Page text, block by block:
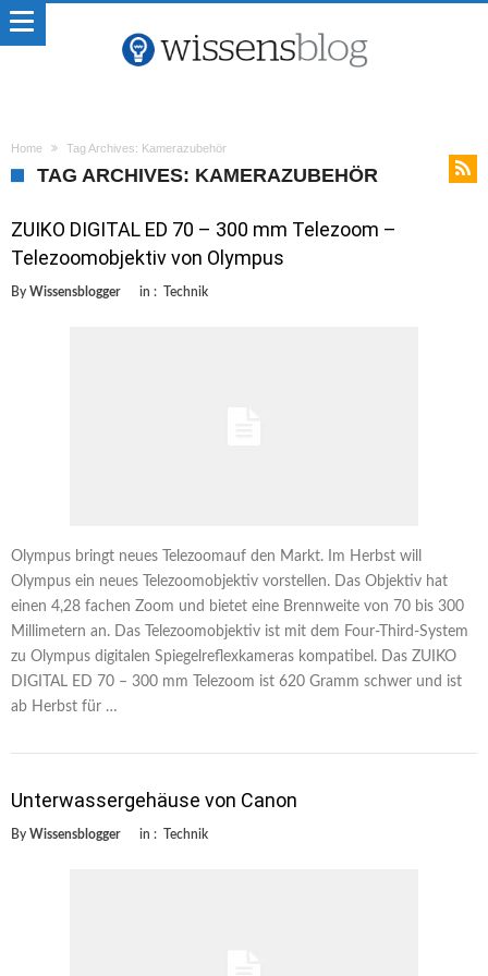
Home Tag Archives: Kamerazubehör
TAG ARCHIVES: KAMERAZUBEHÖR
ZUIKO DIGITAL ED 70 – 300 mm Telezoom –
Telezoomobjektiv von Olympus
By Wissensblogger in : Technik
Olympus bringt neues Telezoomauf den Markt. Im Herbst will
Olympus ein neues Telezoomobjektiv vorstellen. Das Objektiv hat
einen 4,28 fachen Zoom und bietet eine Brennweite von 70 bis 300
Millimetern an. Das Telezoomobjektiv ist mit dem Four-Third-System
zu Olympus digitalen Spiegelreflexkameras kompatibel. Das ZUIKO
DIGITAL ED 70 – 300 mm Telezoom ist 620 Gramm schwer und ist
ab Herbst für …
Unterwassergehäuse von Canon
By Wissensblogger in : Technik